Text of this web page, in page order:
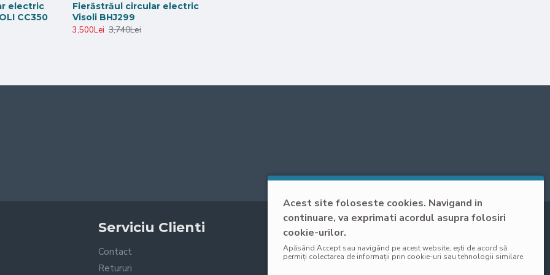
Acest site foloseste cookies. Navigand in
continuare, va exprimati acordul asupra folosiri
cookie-urilor.
Apăsând Accept sau navigând pe acest website, ești de acord să
permiți colectarea de informații prin cookie-uri sau tehnologii similare.
electric
CC350
Fierăstrăul circular electric
Visoli BHJ299
3,500Lei 3,740Lei
Serviciu Clienti
Contact
Retururi